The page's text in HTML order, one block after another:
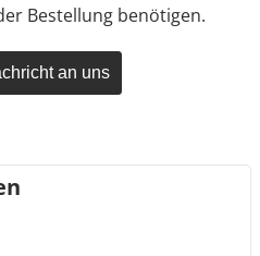
Bestellung benötigen.
an uns